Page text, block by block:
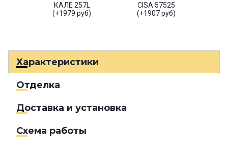
КАЛЕ 257L
(+1979 руб)
CISA 57525
(+1907 руб)
Характеристики
Отделка
Доставка и установка
Схема работы